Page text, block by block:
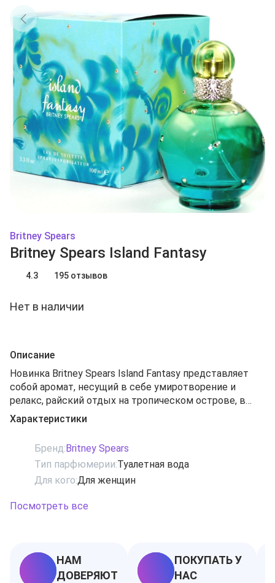
Britney Spears
Britney Spears Island Fantasy
4.3 195 отзывов
Нет в наличии
Описание
Новинка Britney Spears Island Fantasy представляет
собой аромат, несущий в себе умиротворение и
релакс, райский отдых на тропическом острове, в
воздухе которого изобилуют цветочные и
фруктовые ароматы. Изумительное сочетание нот
экзотикой: коктейль смешан из нот цитрусовых,
мандарина, клементина, красных ягод и арбуза. Цветы
жасмина, фиалки и фрезии возвышаются над сладкой
Характеристики
Бренд:Britney Spears
Тип парфюмерии:Туалетная вода
Для кого:Для женщин
Посмотреть все
НАМ
ДОВЕРЯЮТ
ПОКУПАТЬ У
НАС